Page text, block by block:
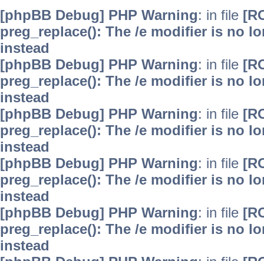
[phpBB Debug] PHP Warning: in file
preg_replace(): The /e modifier is no
instead
[phpBB Debug] PHP Warning: in file
preg_replace(): The /e modifier is no
instead
[phpBB Debug] PHP Warning: in file
preg_replace(): The /e modifier is no
instead
[phpBB Debug] PHP Warning: in file
preg_replace(): The /e modifier is no
instead
[phpBB Debug] PHP Warning: in file
preg_replace(): The /e modifier is no
instead